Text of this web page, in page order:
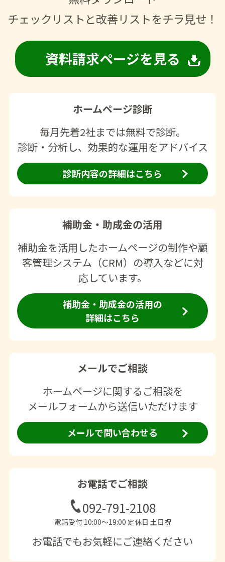
チェックリストと改善リストをチラ見せ！
資料請求ページを見る
ホームページ診断
毎月先着2社までは無料で診断。
診断・分析し、効果的な運用をアドバイス
診断内容の詳細はこちら
補助金・助成金の活用
補助金を活用したホームページの制作や顧
客管理システム（CRM）の導入などに対
応しています。
補助金・助成金の活用の
詳細はこちら
メールでご相談
ホームページに関するご相談を
メールフォームから送信いただけます
メールで問い合わせる
お電話でご相談
092-791-2108
電話受付 10:00〜19:00 定休日 土日祝
お電話でもお気軽にご連絡ください